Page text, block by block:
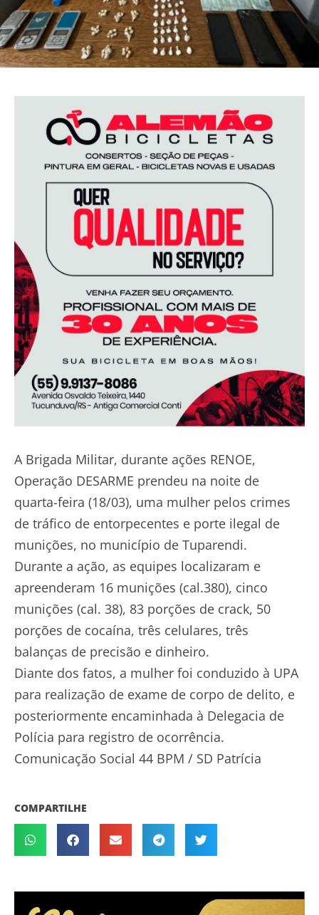
A Brigada Militar, durante ações RENOE,
Operação DESARME prendeu na noite de
quarta-feira (18/03), uma mulher pelos crimes
de tráfico de entorpecentes e porte ilegal de
munições, no município de Tuparendi.
Durante a ação, as equipes localizaram e
apreenderam 16 munições (cal.380), cinco
munições (cal. 38), 83 porções de crack, 50
porções de cocaína, três celulares, três
balanças de precisão e dinheiro.
Diante dos fatos, a mulher foi conduzido à UPA
para realização de exame de corpo de delito, e
posteriormente encaminhada à Delegacia de
Polícia para registro de ocorrência.
Comunicação Social 44 BPM / SD Patrícia
COMPARTILHE